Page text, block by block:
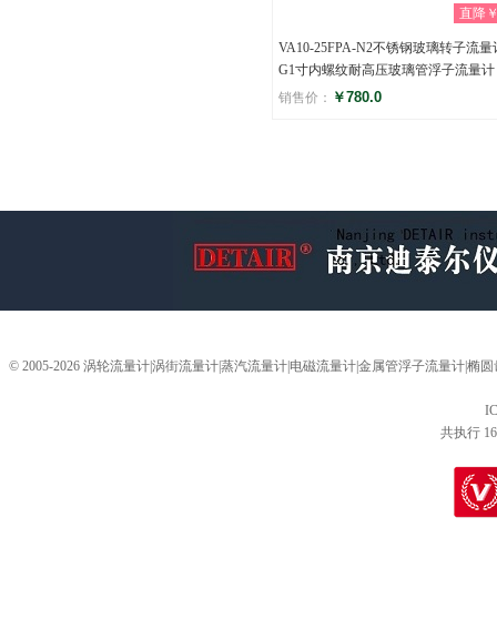
直降
VA10-25FPA-N2不锈钢玻璃转子流量
G1寸内螺纹耐高压玻璃管浮子流量计
销售价： ￥780.0
© 2005-2026 涡轮流量计|涡街流量计|蒸汽流量计|电磁流量计|金属管浮子流量计|椭
共执行